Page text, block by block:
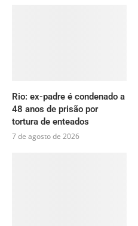
Rio: ex-padre é condenado a
48 anos de prisão por
tortura de enteados
7 de agosto de 2026